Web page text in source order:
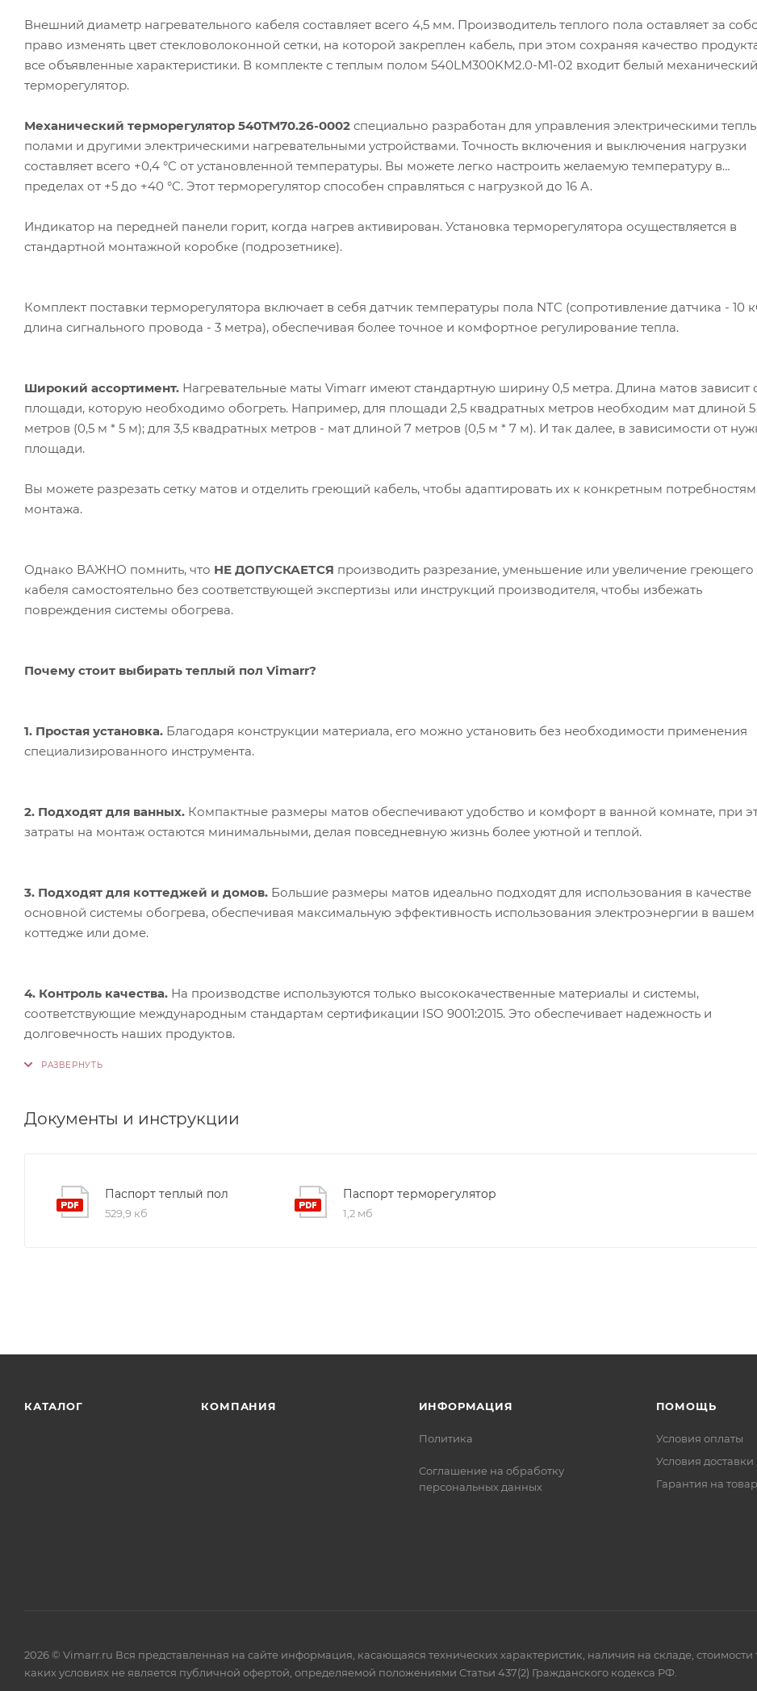
Внешний диаметр нагревательного кабеля составляет всего 4,5 мм. Производитель теплого пола оставляет за
право изменять цвет стекловолоконной сетки, на которой закреплен кабель, при этом сохраняя качество
все объявленные характеристики. В комплекте с теплым полом 540LM300KM2.0-M1-02 входит белый механический
терморегулятор.
Механический терморегулятор 540TM70.26-0002 специально разработан для управления электрическими
полами и другими электрическими нагревательными устройствами. Точность включения и выключения нагрузки
составляет всего +0,4 °C от установленной температуры. Вы можете легко настроить желаемую температуру в
пределах от +5 до +40 °C. Этот терморегулятор способен справляться с нагрузкой до 16 А.
Индикатор на передней панели горит, когда нагрев активирован. Установка терморегулятора осуществляется в
стандартной монтажной коробке (подрозетнике).
Комплект поставки терморегулятора включает в себя датчик температуры пола NTC (сопротивление датчика - 10
длина сигнального провода - 3 метра), обеспечивая более точное и комфортное регулирование тепла.
Широкий ассортимент. Нагревательные маты Vimarr имеют стандартную ширину 0,5 метра. Длина матов зависит
площади, которую необходимо обогреть. Например, для площади 2,5 квадратных метров необходим мат длиной 5
метров (0,5 м * 5 м); для 3,5 квадратных метров - мат длиной 7 метров (0,5 м * 7 м). И так далее, в зависимости от
площади.
Вы можете разрезать сетку матов и отделить греющий кабель, чтобы адаптировать их к конкретным потребностям
монтажа.
Однако ВАЖНО помнить, что НЕ ДОПУСКАЕТСЯ производить разрезание, уменьшение или увеличение греющего
кабеля самостоятельно без соответствующей экспертизы или инструкций производителя, чтобы избежать
повреждения системы обогрева.
Почему стоит выбирать теплый пол Vimarr?
1. Простая установка. Благодаря конструкции материала, его можно установить без необходимости применения
специализированного инструмента.
2. Подходят для ванных. Компактные размеры матов обеспечивают удобство и комфорт в ванной комнате, при
затраты на монтаж остаются минимальными, делая повседневную жизнь более уютной и теплой.
3. Подходят для коттеджей и домов. Большие размеры матов идеально подходят для использования в качестве
основной системы обогрева, обеспечивая максимальную эффективность использования электроэнергии в вашем
коттедже или доме.
4. Контроль качества. На производстве используются только высококачественные материалы и системы,
соответствующие международным стандартам сертификации ISO 9001:2015. Это обеспечивает надежность и
долговечность наших продуктов.
Документы и инструкции
Паспорт теплый пол
529,9 кб
Паспорт терморегулятор
1,2 мб
КАТАЛОГ КОМПАНИЯ ИНФОРМАЦИЯ
Политика
Соглашение на обработку
персональных данных
ПОМОЩЬ
Условия оплаты
Условия доставки
Гарантия на товар
2026 © Vimarr.ru Вся представленная на сайте информация, касающаяся технических характеристик, наличия на складе,
каких условиях не является публичной офертой, определяемой положениями Статьи 437(2) Гражданского кодекса РФ.